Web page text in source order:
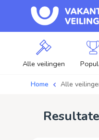
Alle veilingen
Home Alle